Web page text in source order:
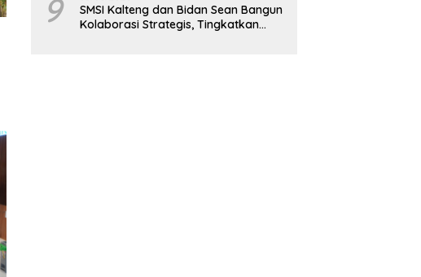
9
SMSI Kalteng dan Bidan Sean Bangun
Kolaborasi Strategis, Tingkatkan